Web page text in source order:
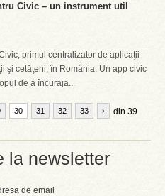
la newsletter
de email
Civic – un instrument util
primul centralizator de aplicaţii
şi cetăţeni, în România. Un app civic
de a încuraja...
30 31 32 33 din 39
›